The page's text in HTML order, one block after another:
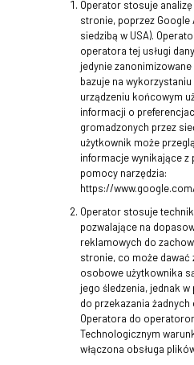
Operator stosuje
stronie, poprzez Google
siedzibą w USA).
operatora tej usługi
jedynie zanonimizowane
bazuje na
urządzeniu końcowym
informacji o
gromadzonych przez
użytkownik może
informacje wynikające
pomocy narzędzia:
https://
Operator stosuje
pozwalające na
reklamowych do
stronie, co może dawać
osobowe użytkownika
jego śledzenia, jednak
do przekazania
Operatora do
Technologicznym
włączona obsługa